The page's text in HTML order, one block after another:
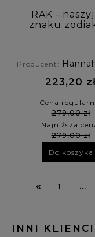
RAK -
znaku
górski
Producent:
223,20
Cena
279,00 zł
Najniższa
279,00 zł
Do koszyka
« 1 ...
INNI